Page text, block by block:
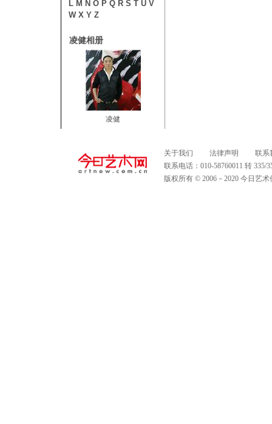
L M N O P Q R S T U V
W X Y Z
凌健相册
凌健
关于我们 法律声明
联系
联系电话：010-58760011 转
版权所有 © 2006－2020 今日艺